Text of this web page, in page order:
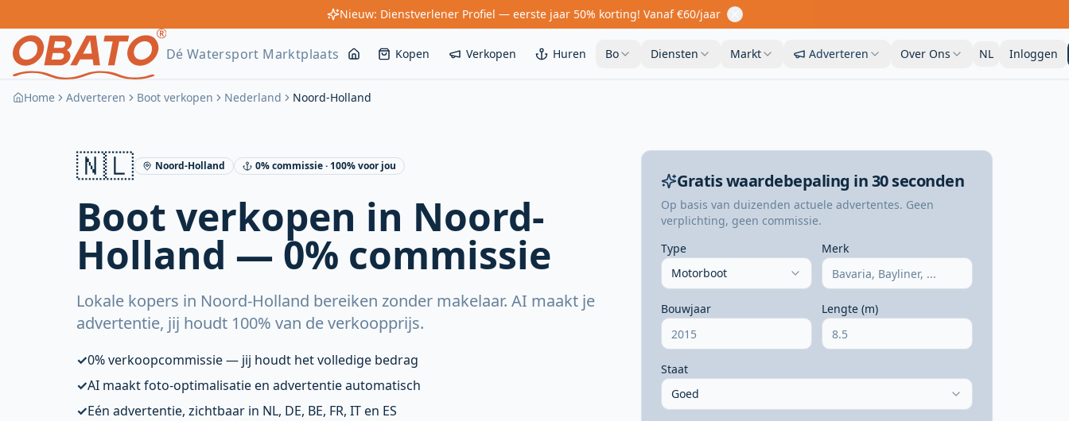
Nieuw: Dienstverlener Profiel — eerste jaar 50% korting! Vanaf €60/jaar
Dé Watersport Marktplaats Kopen Verkopen Huren Bo Diensten Markt Adverteren Over Ons NL Inloggen
Home Adverteren Boot verkopen Nederland Noord-Holland
🇳🇱 Noord-Holland 0% commissie · 100% voor jou
Boot verkopen in Noord-
Holland — 0% commissie
Lokale kopers in Noord-Holland bereiken zonder makelaar. AI maakt je
advertentie, jij houdt 100% van de verkoopprijs.
✓0% verkoopcommissie — jij houdt het volledige bedrag
✓AI maakt foto-optimalisatie en advertentie automatisch
✓Eén advertentie, zichtbaar in NL, DE, BE, FR, IT en ES
Gratis waardebepaling in 30 seconden
Op basis van duizenden actuele advertentes. Geen
verplichting, geen commissie.
Type
Motorboot
Merk
Bouwjaar Lengte (m)
Staat
Goed